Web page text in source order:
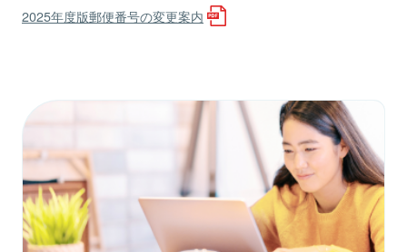
2025年度版郵便番号の変更案内